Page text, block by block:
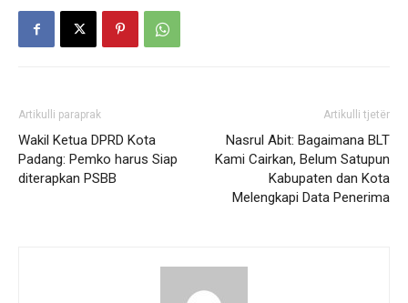
Artikulli paraprak
Wakil Ketua DPRD Kota
Padang: Pemko harus Siap
diterapkan PSBB
Artikulli tjetër
Nasrul Abit: Bagaimana BLT
Kami Cairkan, Belum Satupun
Kabupaten dan Kota
Melengkapi Data Penerima